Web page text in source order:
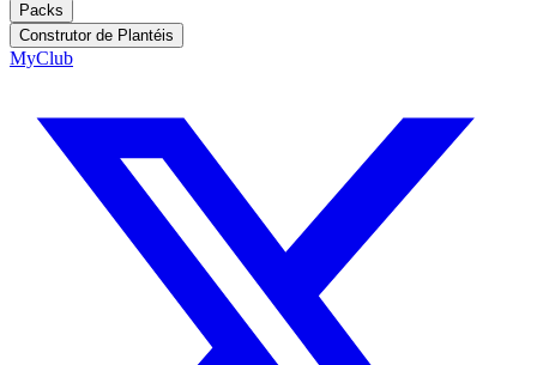
Packs
Construtor de Plantéis
MyClub